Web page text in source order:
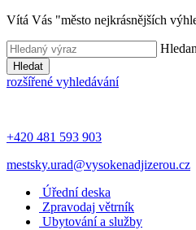
Vítá Vás "město nejkrásnějších
Hledat
rozšířené vyhledávání
+420 481 593 903
mestsky.urad@vysokenadjizerou.cz
Úřední deska
Zpravodaj větrník
Ubytování a služby